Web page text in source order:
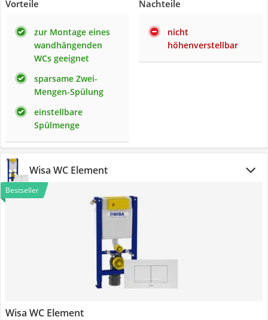
Vorteile
zur Montage eines
wandhängenden
WCs geeignet
sparsame Zwei-
Mengen-Spülung
einstellbare
Spülmenge
Nachteile
nicht
höhenverstellbar
Wisa WC Element
Bestseller
Wisa WC Element